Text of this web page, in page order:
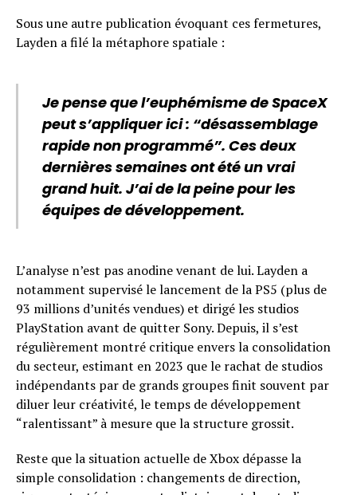
Sous une autre publication évoquant ces fermetures,
Layden a filé la métaphore spatiale :
Je pense que l’euphémisme de SpaceX
peut s’appliquer ici : “désassemblage
rapide non programmé”. Ces deux
dernières semaines ont été un vrai
grand huit. J’ai de la peine pour les
équipes de développement.
L’analyse n’est pas anodine venant de lui. Layden a
notamment supervisé le lancement de la PS5 (plus de
93 millions d’unités vendues) et dirigé les studios
PlayStation avant de quitter Sony. Depuis, il s’est
régulièrement montré critique envers la consolidation
du secteur, estimant en 2023 que le rachat de studios
indépendants par de grands groupes finit souvent par
diluer leur créativité, le temps de développement
“ralentissant” à mesure que la structure grossit.
Reste que la situation actuelle de Xbox dépasse la
simple consolidation : changements de direction,